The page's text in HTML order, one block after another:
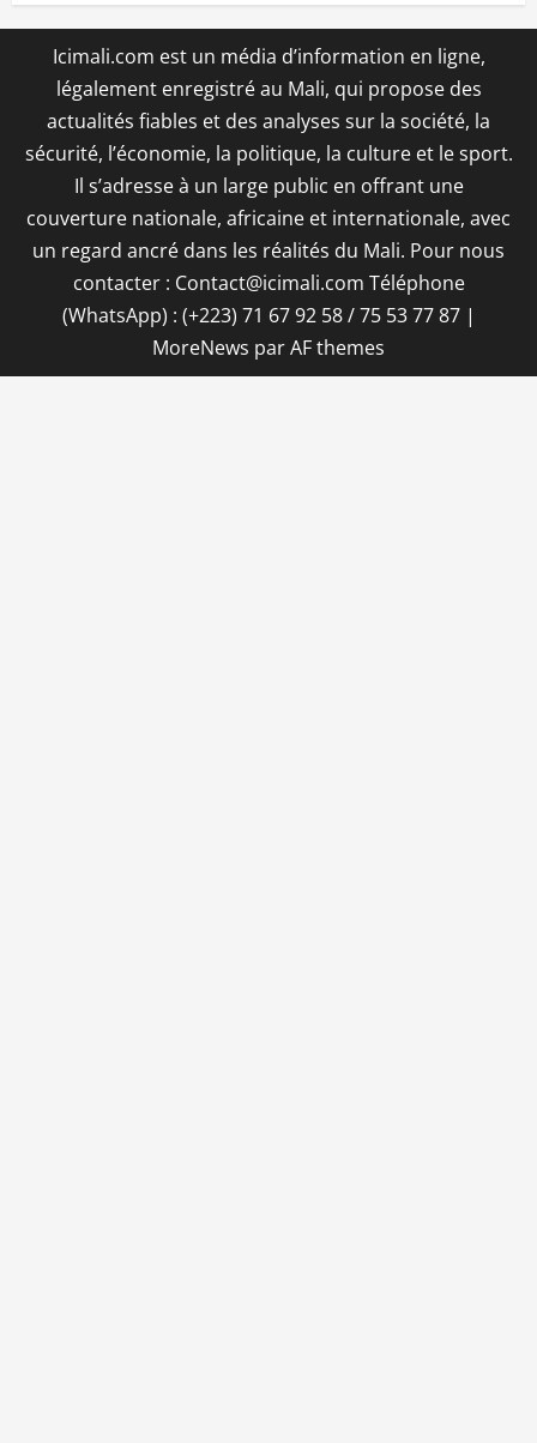
Icimali.com est un média d’information en ligne,
légalement enregistré au Mali, qui propose des
actualités fiables et des analyses sur la société, la
sécurité, l’économie, la politique, la culture et le sport.
Il s’adresse à un large public en offrant une
couverture nationale, africaine et internationale, avec
un regard ancré dans les réalités du Mali. Pour nous
contacter : Contact@icimali.com Téléphone
(WhatsApp) : (+223) 71 67 92 58 / 75 53 77 87 |
MoreNews par AF themes